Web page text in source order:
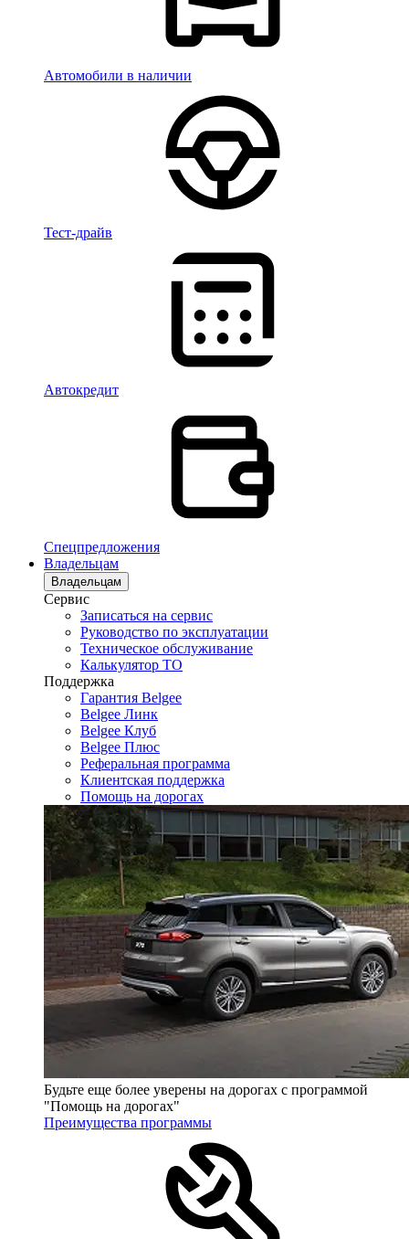
Автомобили в наличии
Тест-драйв
Автокредит
Спецпредложения
Владельцам
Владельцам
Сервис
Записаться на сервис
Руководство по эксплуатации
Техническое обслуживание
Калькулятор ТО
Поддержка
Гарантия Belgee
Belgee Линк
Belgee Клуб
Belgee Плюс
Реферальная программа
Клиентская поддержка
Помощь на дорогах
Будьте еще более уверены на дорогах с программой
"Помощь на дорогах"
Преимущества программы